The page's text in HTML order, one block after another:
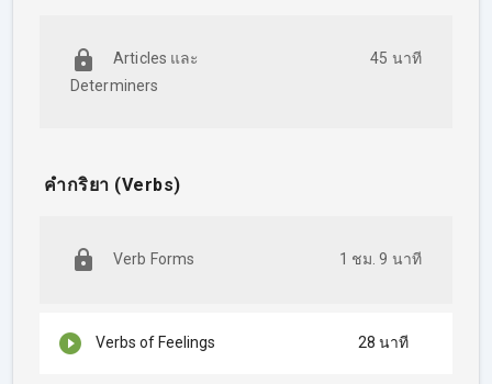
Parts of Speech ทั้ง 7 ประเภท
ประเภทของกลุ่มคำหรือวลี (Phrases) ในภาษาอังกฤษ
Subject-Verb Agreement (ความสอดคล้องกันของประธาน
และกริยา)
3. เข้าใจการใช้ Tense ทั้ง 4 กลุ่ม
Articles และ
Determiners
45 นาที
คำกริยา (Verbs)
Verb Forms 1 ชม. 9 นาที
Verbs of Feelings 28 นาที